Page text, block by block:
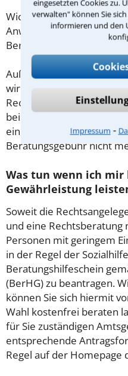
eingesetzten Cookies zu.
verwalten" können Sie
informieren und den
Impressum ⁃
Wichtig daher: Klären Sie
Anwalt aus Bönebüttel
Beratung.
Außerdem gut zu wissen:
wird die
Rechtsanwalts
beispielsweise aufgrund
einem Prozess kommen,
Beratungsgebühr nicht
Was tun wenn ich
Gewährleistung
Soweit die
und eine Rechtsberatung
Personen mit geringem
in der Regel der
Beratungshilfeschein
(BerHG) zu beantragen.
können Sie sich hiermit
Wahl kostenfrei beraten
für Sie zuständigen
entsprechende
Regel auf der Homepage